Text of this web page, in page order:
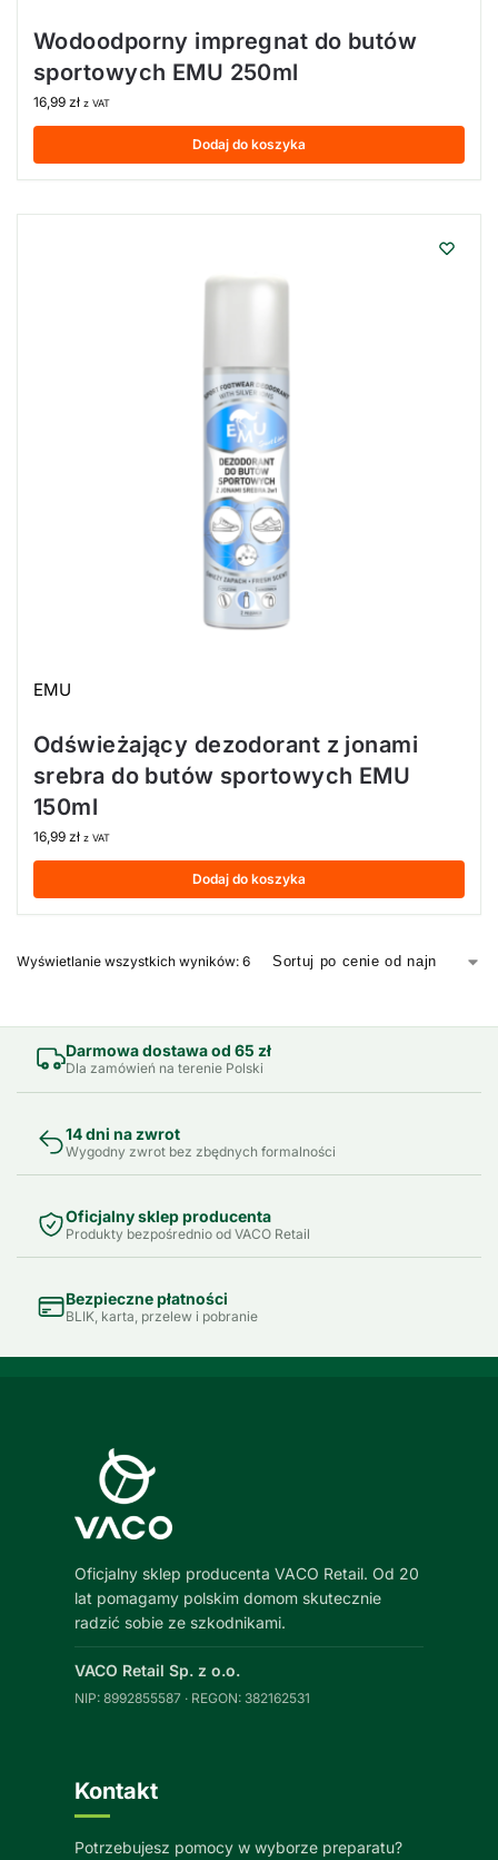
Wodoodporny impregnat do butów
sportowych EMU 250ml
16,99 zł z VAT
Dodaj do koszyka
EMU
Odświeżający dezodorant z jonami
srebra do butów sportowych EMU
150ml
16,99 zł z VAT
Dodaj do koszyka
Wyświetlanie wszystkich wyników: 6
Darmowa dostawa od 65 zł
Dla zamówień na terenie Polski
14 dni na zwrot
Wygodny zwrot bez zbędnych formalności
Oficjalny sklep producenta
Produkty bezpośrednio od VACO Retail
Bezpieczne płatności
BLIK, karta, przelew i pobranie
Oficjalny sklep producenta VACO Retail. Od 20
lat pomagamy polskim domom skutecznie
radzić sobie ze szkodnikami.
VACO Retail Sp. z o.o.
NIP: 8992855587 · REGON: 382162531
Kontakt
Potrzebujesz pomocy w wyborze preparatu?